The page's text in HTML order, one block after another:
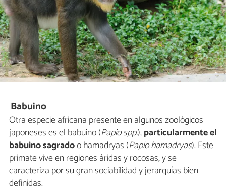
Babuino
Otra especie africana presente en algunos zoológicos
japoneses es el babuino (Papio spp.),particularmente el
babuino sagradoo hamadryas (Papio hamadryas). Este
primate vive en regiones áridas y rocosas, y se
caracteriza por su gran sociabilidad y jerarquías bien
definidas.